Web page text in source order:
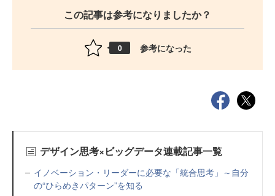
この記事は参考になりましたか？
0 参考になった
デザイン思考×ビッグデータ連載記事一覧
イノベーション・リーダーに必要な「統合思考」～自分
の“ひらめきパターン”を知る